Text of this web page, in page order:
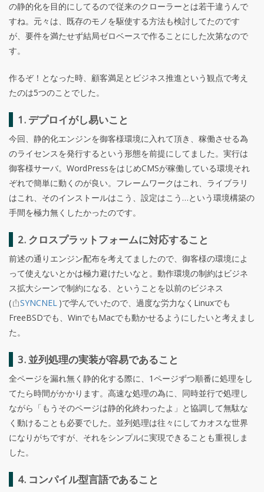
の静的化を目的にしてるので従来のクローラーとは若干違うんで
すね。元々は、既存のモノを駆使する方法も検討してたのです
が、要件を満たせず結局ゼロベースで作ることにした次第なので
す。
作るぞ！となった時、顧客満足とビジネス推進という観点で考え
たのは5つのことでした。
1. デプロイがし易いこと
今回、静的化エンジンを御客様環境に入れて頂き、稼働させる為
のライセンスを発行するという形態を前提にしてました。実行は
御客様サーバ。WordPressをはじめCMSが稼働している環境それ
ぞれで簡単に動くのが良い。フレームワークはこれ、ライブラリ
はこれ、そのインストールはこう、設定はこう…という環境構築の
手間を極力無くしたかったのです。
2. クロスプラットフォームに対応すること
前述の通りエンジン配布を考えてましたので、御客様の環境によ
って使えないとかは極力避けたいなと。動作環境の制約はビジネ
ス拡大シーンで制約になる、ということを以前のビジネス
(
SYNCNEL )で学んでいたので、過度な労力なくLinuxでも
FreeBSDでも、WinでもMacでも動かせるようにしたいと考えまし
た。
3. 並列処理の実装が容易であること
全ページを漏れ無く静的化する際に、1ページずつ順番に処理をし
てたら時間がかかります。高速な処理の為に、同時並行で処理し
ながら「もうそのページは静的化終わったよ」と協調して無駄な
く動けることも必要でした。並列処理は往々にしてカオスな世界
になりがちですが、それをシンプルに実現できることも重視しま
した。
4. コンパイル型言語であること